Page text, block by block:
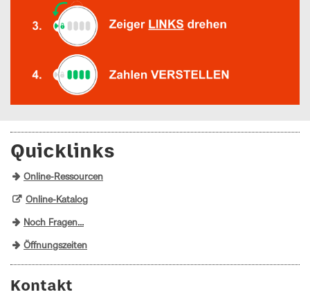
Quicklinks
Online-Ressourcen
Online-Katalog
Noch Fragen...
Öffnungszeiten
Kontakt